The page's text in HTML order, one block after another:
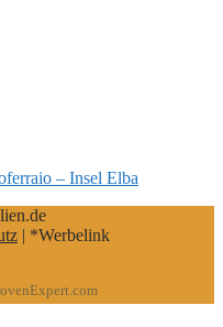
– Insel Elba
| *Werbelink